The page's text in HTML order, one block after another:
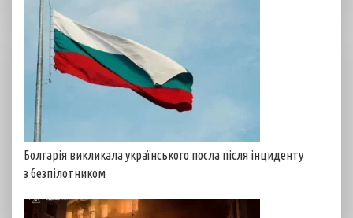
Болгарія викликала українського посла після інциденту
з безпілотником